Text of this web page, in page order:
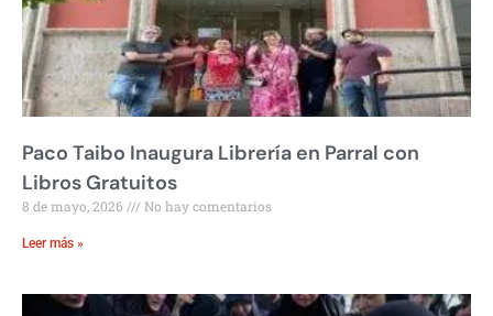
Paco Taibo Inaugura Librería en Parral con
Libros Gratuitos
8 de mayo, 2026 No hay comentarios
Leer más »